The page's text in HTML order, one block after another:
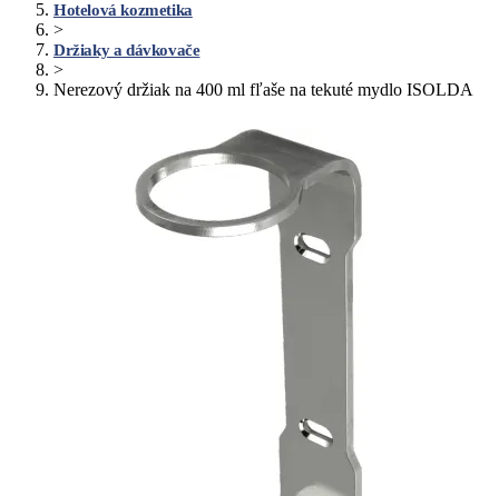
Hotelová kozmetika
>
Držiaky a dávkovače
>
Nerezový držiak na 400 ml fľaše na tekuté mydlo ISOLDA